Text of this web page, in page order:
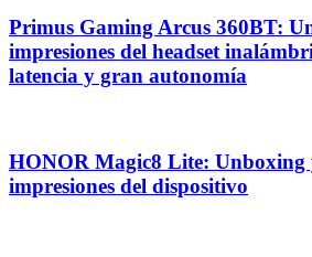
Primus Gaming Arcus 360BT:
impresiones del headset
latencia y gran autonomía
HONOR Magic8 Lite: Unboxing
impresiones del dispositivo